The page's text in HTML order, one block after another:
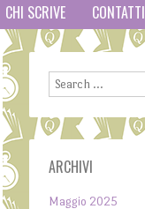
CONTATTI
CHI SCRIVE
Search
ARCHIVI
Maggio 2025